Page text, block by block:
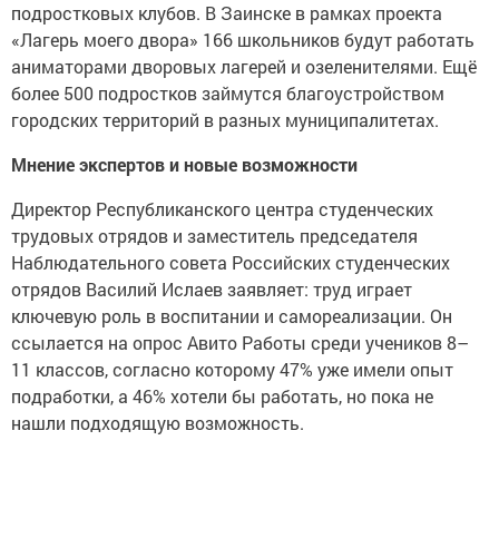
подростковых клубов. В Заинске в рамках проекта
«Лагерь моего двора» 166 школьников будут работать
аниматорами дворовых лагерей и озеленителями. Ещё
более 500 подростков займутся благоустройством
городских территорий в разных муниципалитетах.
Мнение экспертов и новые возможности
Директор Республиканского центра студенческих
трудовых отрядов и заместитель председателя
Наблюдательного совета Российских студенческих
отрядов Василий Ислаев заявляет: труд играет
ключевую роль в воспитании и самореализации. Он
ссылается на опрос Авито Работы среди учеников 8–
11 классов, согласно которому 47% уже имели опыт
подработки, а 46% хотели бы работать, но пока не
нашли подходящую возможность.